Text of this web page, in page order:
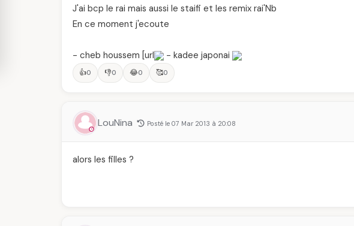
J'ai bcp le rai mais aussi le staifi et les remix rai'Nb
En ce moment j'ecoute
- cheb houssem [url - kadee japonai
👍0 👎0 😂0 🥰0
LouNina Posté le 07 Mar 2013 à 20:08
alors les filles ?